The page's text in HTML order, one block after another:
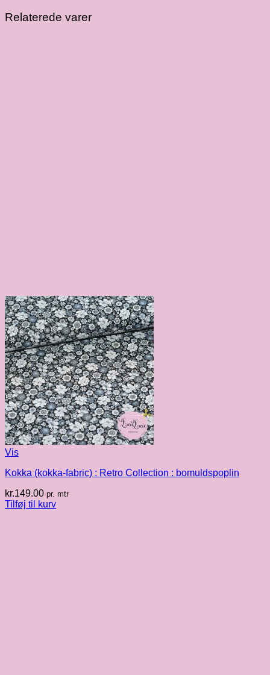
Relaterede varer
Vis
Kokka (kokka-fabric) : Retro Collection : bomuldspoplin
kr.149.00 pr. mtr
Tilføj til kurv